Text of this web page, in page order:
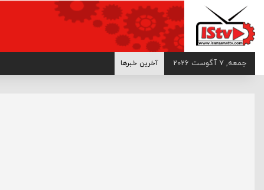
>
جمعه, 7 آگوست 2026 آخرین خبرها